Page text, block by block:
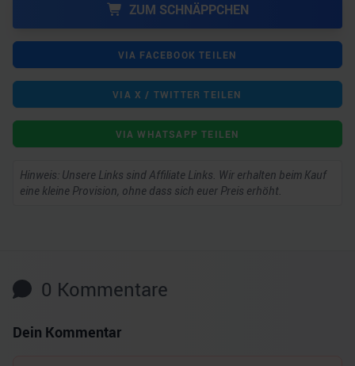
ZUM SCHNÄPPCHEN
VIA FACEBOOK TEILEN
VIA X / TWITTER TEILEN
VIA WHATSAPP TEILEN
Hinweis: Unsere Links sind Affiliate Links. Wir erhalten beim Kauf
eine kleine Provision, ohne dass sich euer Preis erhöht.
0 Kommentare
Dein Kommentar